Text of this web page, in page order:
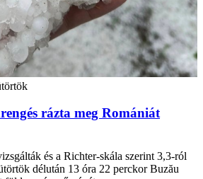
rázta meg Romániát
és a Richter-skála szerint 3,3-ról
délután 13 óra 22 perckor Buzău